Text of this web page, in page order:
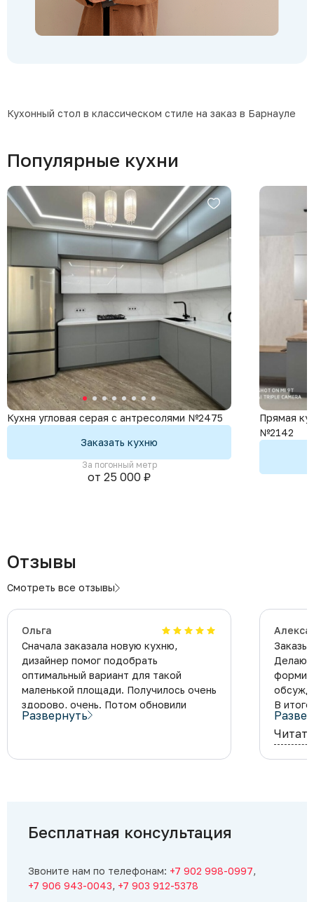
Кухонный стол в классическом стиле на заказ в Барнауле
Популярные кухни
Кухня угловая серая с антресолями №2475
Заказать кухню
За погонный метр
от 25 000 ₽
Прямая
№2142
Отзывы
Смотреть все отзывы
Ольга
Сначала заказала новую кухню,
дизайнер помог подобрать
оптимальный вариант для такой
маленькой площади. Получилось очень
здорово, очень. Потом обновили
и спальню. А теперь ждем ребенка
и доступные цены!
Развернуть
Делают
В
что
Всегда
на
Бесплатная консультация
Звоните нам по телефонам: +7 902 998-0997,
+7 906 943-0043, +7 903 912-5378